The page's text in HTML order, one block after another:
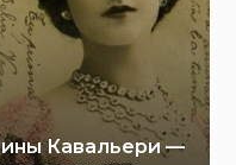
Кавальери —